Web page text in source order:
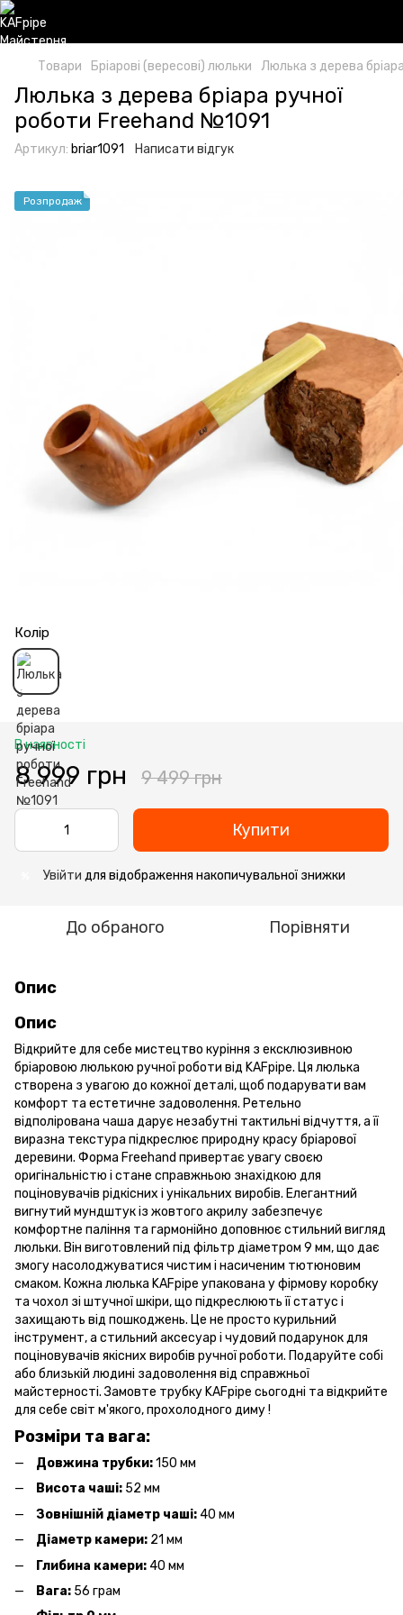
Товари Бріарові (вересові) люльки Люлька з дерева
Люлька з дерева бріара ручної
роботи Freehand №1091
Артикул: briar1091 Написати відгук
Розпродаж
Колір
В наявності
8 999 грн 9 499 грн
Купити
Увійти для відображення накопичувальної знижки
До обраного Порівняти
Опис
Опис
Відкрийте для себе мистецтво куріння з ексклюзивною
бріаровою люлькою ручної роботи від KAFpipe. Ця люлька
створена з увагою до кожної деталі, щоб подарувати вам
комфорт та естетичне задоволення. Ретельно
відполірована чаша дарує незабутні тактильні відчуття, а її
виразна текстура підкреслює природну красу бріарової
деревини. Форма Freehand привертає увагу своєю
оригінальністю і стане справжньою знахідкою для
поціновувачів рідкісних і унікальних виробів. Елегантний
вигнутий мундштук із жовтого акрилу забезпечує
комфортне паління та гармонійно доповнює стильний вигляд
люльки. Він виготовлений під фільтр діаметром 9 мм, що дає
змогу насолоджуватися чистим і насиченим тютюновим
смаком. Кожна люлька KAFpipe упакована у фірмову коробку
та чохол зі штучної шкіри, що підкреслюють її статус і
захищають від пошкоджень. Це не просто курильний
інструмент, а стильний аксесуар і чудовий подарунок для
поціновувачів якісних виробів ручної роботи. Подаруйте собі
або близькій людині задоволення від справжньої
майстерності. Замовте трубку KAFpipe сьогодні та відкрийте
для себе світ м'якого, прохолодного диму !
Розміри та вага:
Довжина трубки:150 мм
Висота чаші: 52 мм
Зовнішній діаметр чаші:40 мм
Діаметр камери: 21 мм
Глибина камери:40 мм
Вага: 56 грам